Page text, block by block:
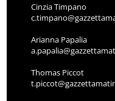
Cinzia Timpano
Arianna Papalia
Thomas Piccot